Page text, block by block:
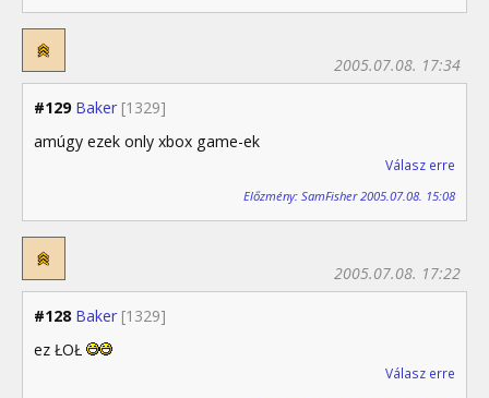
#129 Baker [1329]
2005.07.08. 17:34
amúgy ezek only xbox game-ek
Válasz erre
Előzmény: SamFisher 2005.07.08. 15:08
#128 Baker [1329]
2005.07.08. 17:22
ez ŁOŁ
Válasz erre